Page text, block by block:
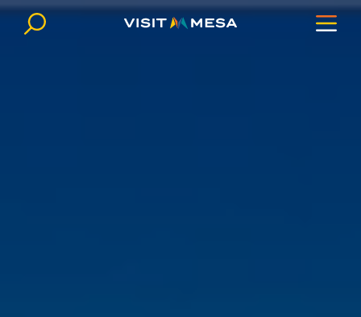
Ir al contenido